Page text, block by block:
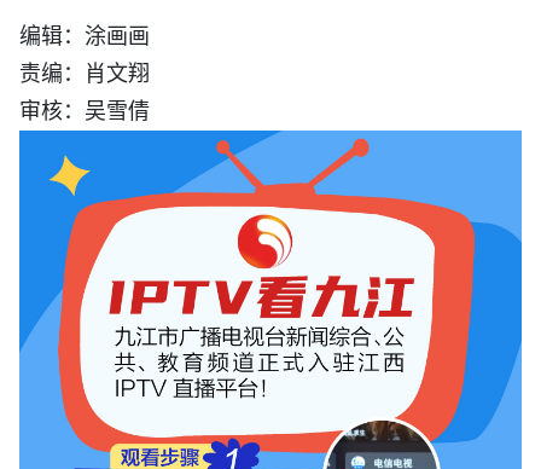
编辑：涂画画
责编：肖文翔
审核：吴雪倩